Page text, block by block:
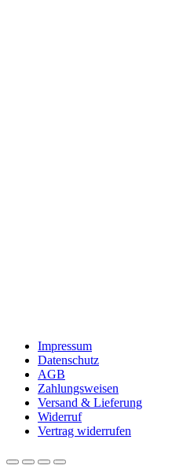
Impressum
Datenschutz
AGB
Zahlungsweisen
Versand & Lieferung
Widerruf
Vertrag widerrufen